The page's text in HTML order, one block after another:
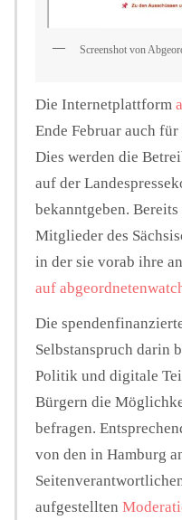
Screenshot von
Die Internetplattform
Ende Februar auch
Dies werden die
auf der
bekanntgeben.
Mitglieder des
in der sie vorab ihre
auf
Die
Selbstanspruch darin
Politik und digitale
Bürgern die
befragen.
von den in Hamburg
aufgestellten